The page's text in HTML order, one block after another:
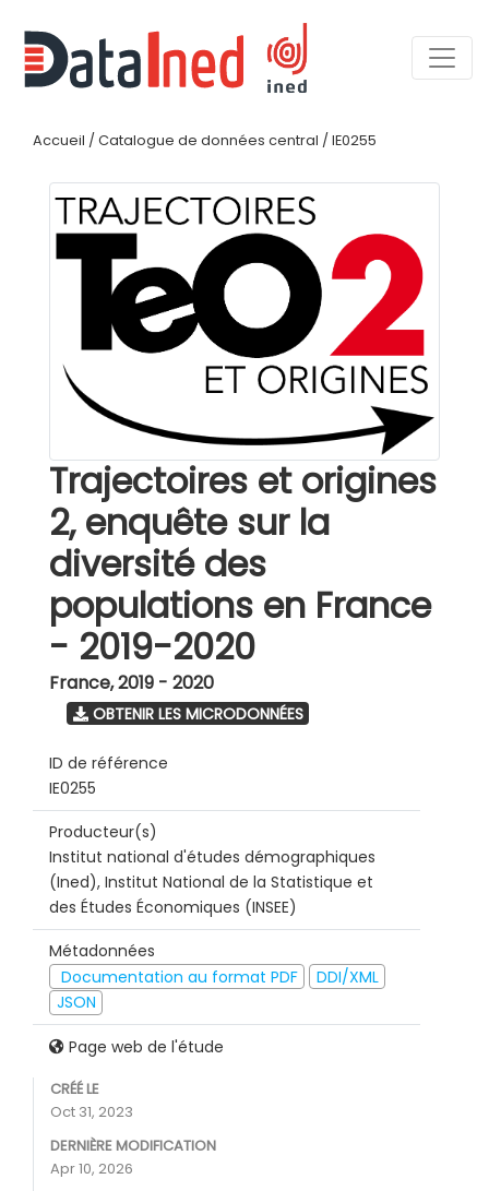
Accueil / Catalogue de données central / IE0255
Trajectoires et origines
2, enquête sur la
diversité des
populations en France
- 2019-2020
France,2019 - 2020
OBTENIR LES MICRODONNÉES
ID de référence
IE0255
Producteur(s)
Institut national d'études démographiques
(Ined), Institut National de la Statistique et
des Études Économiques (INSEE)
Métadonnées
Documentation au format PDF
DDI/XML
JSON
Page web de l'étude
CRÉÉ LE
Oct 31, 2023
DERNIÈRE MODIFICATION
Apr 10, 2026